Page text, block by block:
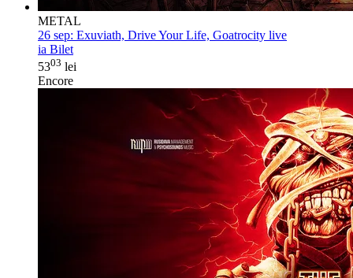
METAL
26 sep: Exuviath, Drive Your Life, Goatrocity live
ia Bilet
5303 lei
Encore